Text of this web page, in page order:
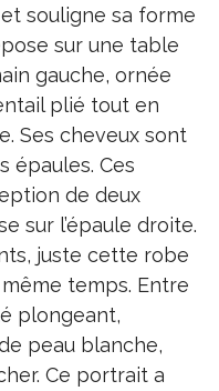
souligne sa forme
sur une table
gauche, ornée
plié tout en
Ses cheveux sont
épaules. Ces
de deux
sur l’épaule droite.
juste cette robe
temps. Entre
plongeant,
peau blanche,
Ce portrait a